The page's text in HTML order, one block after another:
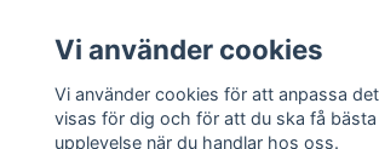
Kundtjänst
Läs mer
Vi använder cookies
Vi använder cookies för att anpassa
visas för dig och för att du ska få bästa
upplevelse när du handlar hos oss.